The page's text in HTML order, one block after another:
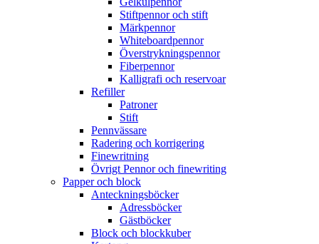
Stiftpennor och stift
Märkpennor
Whiteboardpennor
Överstrykningspennor
Fiberpennor
Kalligrafi och reservoar
Refiller
Patroner
Stift
Pennvässare
Radering och korrigering
Finewritning
Övrigt Pennor och finewriting
Papper och block
Anteckningsböcker
Adressböcker
Gästböcker
Block och blockkuber